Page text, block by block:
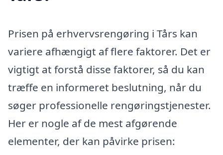
Prisen på erhvervsrengøring i Tårs kan
variere afhængigt af flere faktorer. Det er
vigtigt at forstå disse faktorer, så du kan
træffe en informeret beslutning, når du
søger professionelle rengøringstjenester.
Her er nogle af de mest afgørende
elementer, der kan påvirke prisen: